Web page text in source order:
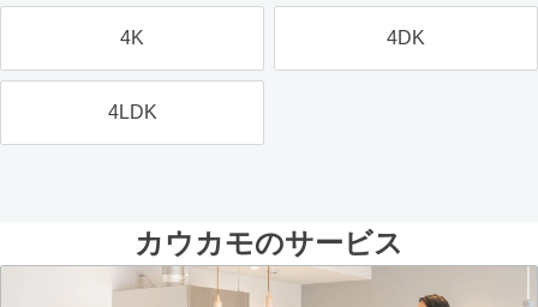
4K 4DK
4LDK
カウカモのサービス